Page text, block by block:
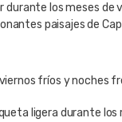
durante los meses de
paisajes de
fríos y noches
ligera durante los